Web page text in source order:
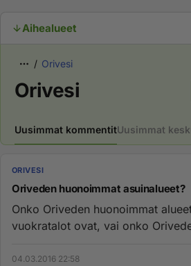
Aihealueet
Orivesi
Orivesi
Uusimmat kommentitUusimmat
ORIVESI
Oriveden huonoimmat asuinalueet?
Onko Oriveden huonoimmat
vuokratalot ovat, vai onko
04.03.2016 22:58